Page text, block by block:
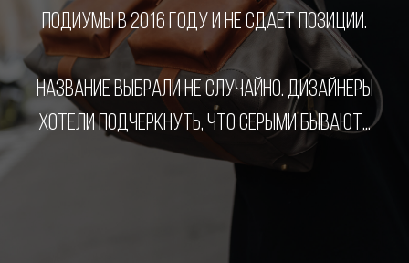
ПОДИУМЫ В 2016 ГОДУ И НЕ СДАЕТ ПОЗИЦИИ.
НАЗВАНИЕ ВЫБРАЛИ НЕ СЛУЧАЙНО. ДИЗАЙНЕРЫ
ХОТЕЛИ ПОДЧЕРКНУТЬ, ЧТО СЕРЫМИ БЫВАЮТ...